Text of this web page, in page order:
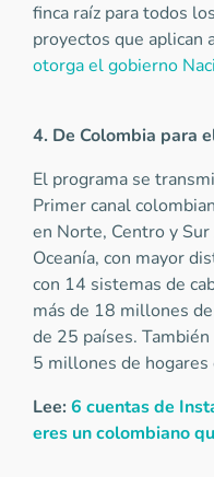
finca raíz para todos
proyectos que aplican
otorga el gobierno
4. De Colombia para
El programa se
Primer canal
en Norte, Centro y
Oceanía, con mayor
con 14 sistemas de
más de 18 millones
de 25 países.
5 millones de
Lee:6 cuentas de
eres un colombiano